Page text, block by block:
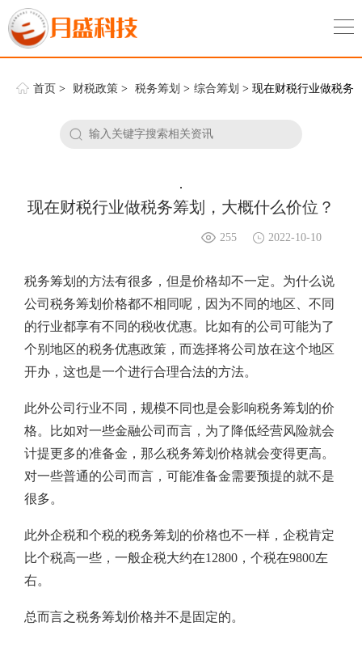
首页 > 财税政策 > 税务筹划 > 综合筹划 > 现在财税行业做税务
.
现在财税行业做税务筹划，大概什么价位？
2022-10-10
255
税务筹划的方法有很多，但是价格却不一定。为什么说
公司税务筹划价格都不相同呢，因为不同的地区、不同
的行业都享有不同的税收优惠。比如有的公司可能为了
个别地区的税务优惠政策，而选择将公司放在这个地区
开办，这也是一个进行合理合法的方法。
此外公司行业不同，规模不同也是会影响税务筹划的价
格。比如对一些金融公司而言，为了降低经营风险就会
计提更多的准备金，那么税务筹划价格就会变得更高。
对一些普通的公司而言，可能准备金需要预提的就不是
很多。
此外企税和个税的税务筹划的价格也不一样，企税肯定
比个税高一些，一般企税大约在12800，个税在9800左
右。
总而言之税务筹划价格并不是固定的。